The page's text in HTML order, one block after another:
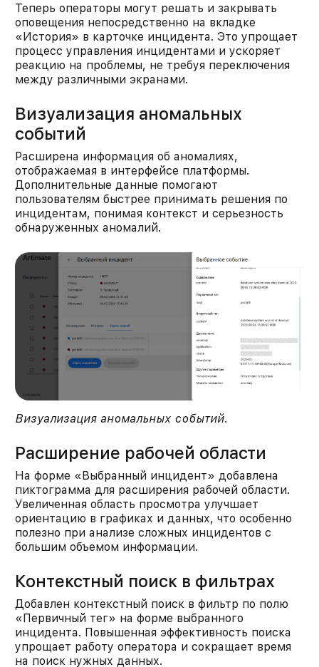
Теперь операторы могут решать и закрывать
оповещения непосредственно на вкладке
«История» в карточке инцидента. Это упрощает
процесс управления инцидентами и ускоряет
реакцию на проблемы, не требуя переключения
между различными экранами.​
Визуализация аномальных
событий
Расширена информация об аномалиях,
отображаемая в интерфейсе платформы.
Дополнительные данные помогают
пользователям быстрее принимать решения по
инцидентам, понимая контекст и серьезность
обнаруженных аномалий.​
Визуализация аномальных событий.
Расширение рабочей области
На форме «Выбранный инцидент» добавлена
пиктограмма для расширения рабочей области.
Увеличенная область просмотра улучшает
ориентацию в графиках и данных, что особенно
полезно при анализе сложных инцидентов с
большим объемом информации.​
Контекстный поиск в фильтрах
Добавлен контекстный поиск в фильтр по полю
«Первичный тег» на форме выбранного
инцидента. Повышенная эффективность поиска
упрощает работу оператора и сокращает время
на поиск нужных данных.​